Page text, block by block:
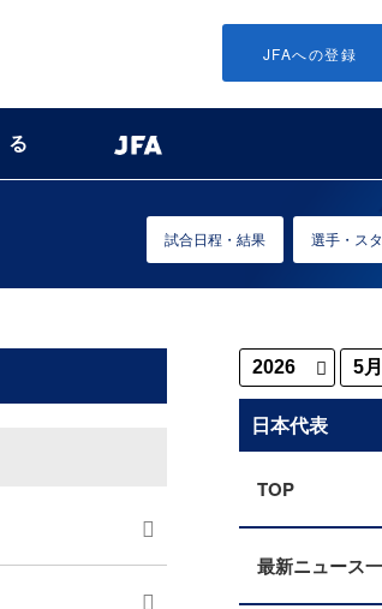
JFAへの登録
試合日程・結果 選手・ス
日本代表
TOP
最新ニュース